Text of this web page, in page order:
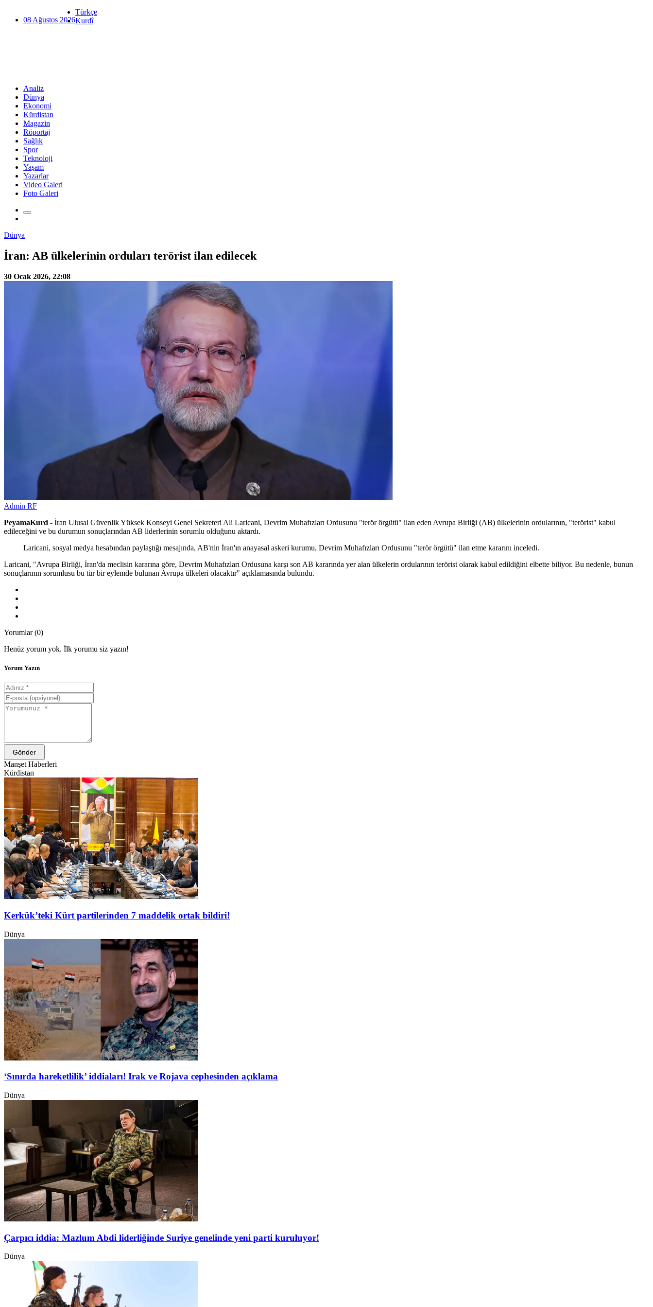
08 Ağustos 2026
Türkçe
Kurdî
Analiz
Dünya
Ekonomi
Kürdistan
Magazin
Röportaj
Sağlık
Spor
Teknoloji
Yaşam
Yazarlar
Video Galeri
Foto Galeri
Dünya
İran: AB ülkelerinin orduları terörist ilan edilecek
30 Ocak 2026, 22:08
Admin RF
PeyamaKurd - İran Ulusal Güvenlik Yüksek Konseyi Genel Sekreteri Ali Laricani, Devrim Muhafızları Ordusunu "terör örgütü" ilan eden Avrupa Birliği (AB) ülkelerinin ordularının, "terörist" kabul
edileceğini ve bu durumun sonuçlarından AB liderlerinin sorumlu olduğunu aktardı.
Laricani, sosyal medya hesabından paylaştığı mesajında, AB'nin İran'ın anayasal askeri kurumu, Devrim Muhafızları Ordusunu "terör örgütü" ilan etme kararını inceledi.
Laricani, "Avrupa Birliği, İran'da meclisin kararına göre, Devrim Muhafızları Ordusuna karşı son AB kararında yer alan ülkelerin ordularının terörist olarak kabul edildiğini elbette biliyor. Bu nedenle, bunun
sonuçlarının sorumlusu bu tür bir eylemde bulunan Avrupa ülkeleri olacaktır" açıklamasında bulundu.
Yorumlar (0)
Henüz yorum yok. İlk yorumu siz yazın!
Yorum Yazın
Gönder
Manşet Haberleri
Kürdistan
Kerkük’teki Kürt partilerinden 7 maddelik ortak bildiri!
Dünya
‘Sınırda hareketlilik’ iddiaları! Irak ve Rojava cephesinden açıklama
Dünya
Çarpıcı iddia: Mazlum Abdi liderliğinde Suriye genelinde yeni parti kuruluyor!
Dünya